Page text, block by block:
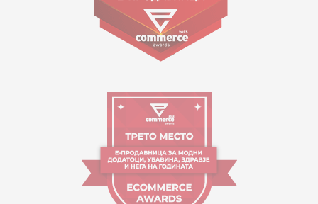
09:00 до 17:00